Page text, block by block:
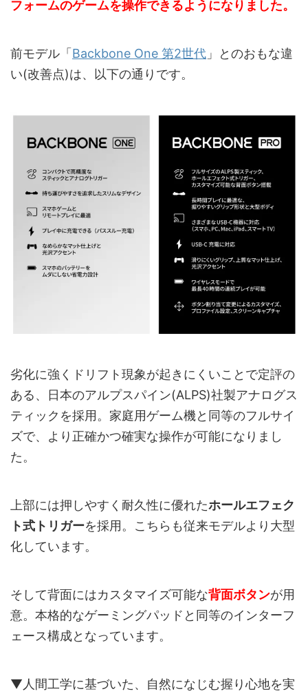
フォームのゲームを操作できるようになりました。
前モデル「 Backbone One 第2世代 」とのおもな違
い(改善点)は、以下の通りです。
劣化に強くドリフト現象が起きにくいことで定評の
ある、日本のアルプスパイン(ALPS)社製アナログス
ティックを採用。家庭用ゲーム機と同等のフルサイ
ズで、より正確かつ確実な操作が可能になりまし
た。
上部には押しやすく耐久性に優れたホールエフェク
ト式トリガーを採用。こちらも従来モデルより大型
化しています。
そして背面にはカスタマイズ可能な背面ボタンが用
意。本格的なゲーミングパッドと同等のインターフ
ェース構成となっています。
▼人間工学に基づいた、自然になじむ握り心地を実